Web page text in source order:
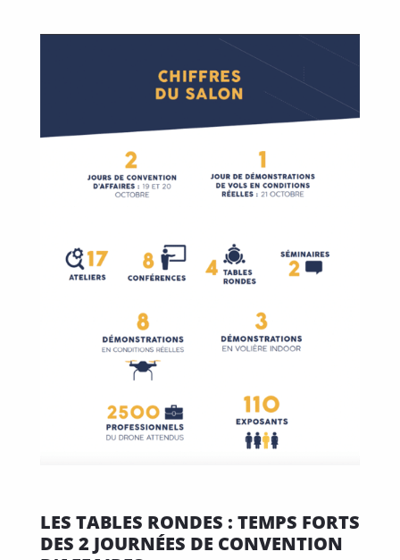
LES TABLES RONDES : TEMPS FORTS
DES 2 JOURNÉES DE CONVENTION